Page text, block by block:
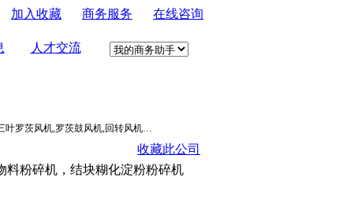
加入收藏 商务服务 在线咨询
人才交流
叶罗茨风机,罗茨鼓风机,回转风机…
收藏此公司
料粉碎机，结块糊化淀粉粉碎机